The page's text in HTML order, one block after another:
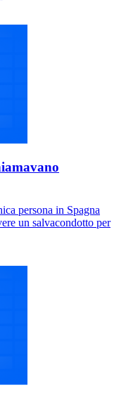
persona in Spagna
un salvacondotto per